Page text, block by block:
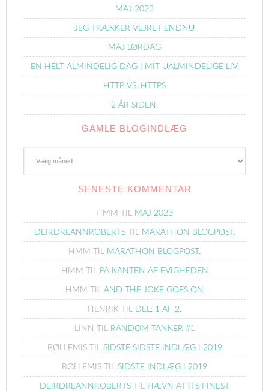
MAJ 2023
JEG TRÆKKER VEJRET ENDNU
MAJ LØRDAG
EN HELT ALMINDELIG DAG I MIT UALMINDELIGE LIV.
HTTP VS. HTTPS
2 ÅR SIDEN.
GAMLE BLOGINDLÆG
SENESTE KOMMENTAR
HMM TIL MAJ 2023
DEIRDREANNROBERTSTIL MARATHON BLOGPOST.
HMM TIL MARATHON BLOGPOST.
HMM TIL PÅ KANTEN AF EVIGHEDEN
HMM TIL AND THE JOKE GOES ON
HENRIK TIL DEL: 1 AF 2.
LINN TIL RANDOM TANKER #1
BØLLEMISTIL SIDSTE SIDSTE INDLÆG I 2019
BØLLEMIS TIL SIDSTE INDLÆG I 2019
DEIRDREANNROBERTS TIL HÆVN AT ITS FINEST